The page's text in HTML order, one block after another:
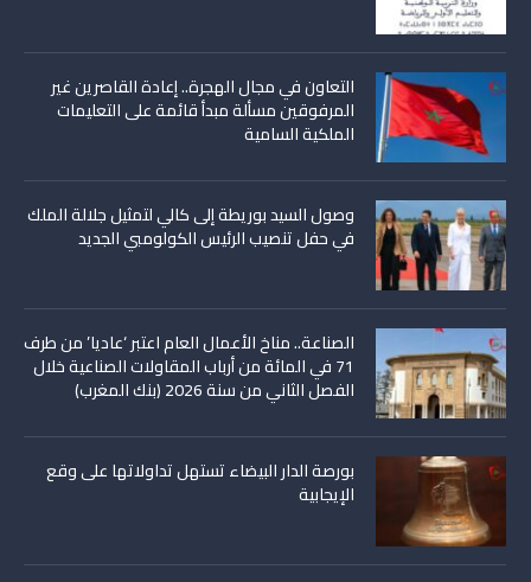
التعاون في مجال الهجرة.. إعادة القاصرين غير
المرفوقين مسألة مبدأ قائمة على التعليمات
الملكية السامية
وصول السيد بوريطة إلى كالي لتمثيل جلالة الملك
في حفل تنصيب الرئيس الكولومبي الجديد
الصناعة.. مناخ الأعمال العام اعتبر ‘عاديا’ من طرف
71 في المائة من أرباب المقاولات الصناعية خلال
الفصل الثاني من سنة 2026 (بنك المغرب)
بورصة الدار البيضاء تستهل تداولاتها على وقع
الإيجابية